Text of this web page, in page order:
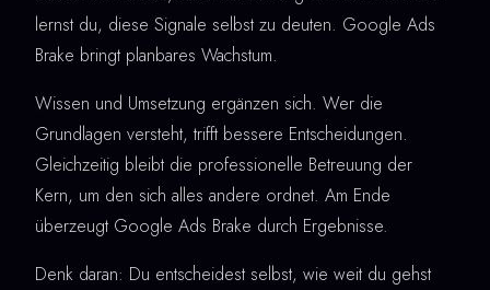
lernst du, diese Signale selbst zu deuten. Google Ads
Brake bringt planbares Wachstum.
Wissen und Umsetzung ergänzen sich. Wer die
Grundlagen versteht, trifft bessere Entscheidungen.
Gleichzeitig bleibt die professionelle Betreuung der
Kern, um den sich alles andere ordnet. Am Ende
überzeugt Google Ads Brake durch Ergebnisse.
Denk daran: Du entscheidest selbst, wie weit du gehst